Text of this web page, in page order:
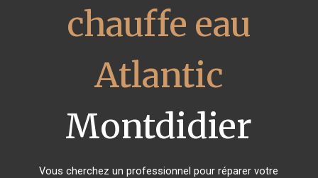
chauffe eau
Atlantic
Montdidier
Vous cherchez un professionnel pour réparer votre